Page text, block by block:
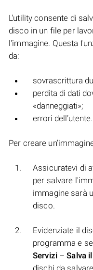
L'utility consente di
disco in un file per
l'immagine. Questa
da:
sovrascrittura
perdita di dati
«danneggiati»;
errori dell’utente.
Per creare
Assicuratevi di
per salvare
immagine sarà
disco.
Evidenziate il
programma e
Servizi–Salva